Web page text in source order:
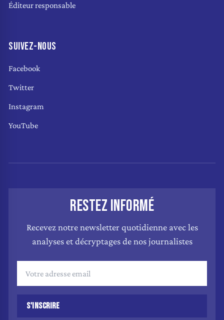
Éditeur responsable
SUIVEZ-NOUS
Facebook
Twitter
Instagram
YouTube
RESTEZ INFORMÉ
Recevez notre newsletter quotidienne avec les
analyses et décryptages de nos journalistes
S'INSCRIRE